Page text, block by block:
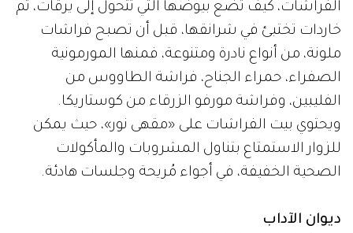
الفراشات، كيف تضع بيوضها التي تتحول إلى يرقات، ثم
خاردات تختبئ في شرانقها، قبل أن تصبح فراشات
ملونة، من أنواع نادرة ومتنوعة، فمنها المورمونية
الصفراء، حمراء الجناح، فراشة الطاووس من
الفليبين، وفراشة مورفو الزرقاء من كوستاريكا.
ويحتوي بيت الفراشات على «مقهى نور»، حيث يمكن
للزوار الاستمتاع بتناول المشروبات والمأكولات
الصحية الخفيفة، في أجواء مُريحة وجلسات هادئة.
ديوان الآداب